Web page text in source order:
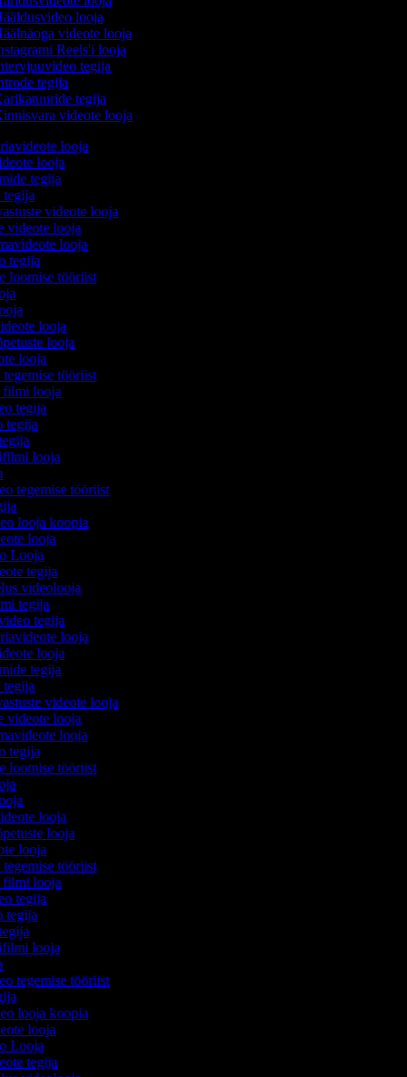
looja
videote looja
Reels'i looja
tegija
tegija
tegija
videote looja
looja
looja
tegija
tegija
videote looja
videote looja
looja
tegija
loomise tööriist
looja
looja
looja
tegemise tööriist
filmi looja
tegija
tegija
looja
tegemise tööriist
looja koopia
looja
Looja
tegija
videolooja
tegija
tegija
looja
looja
tegija
tegija
videote looja
videote looja
looja
tegija
loomise tööriist
looja
looja
looja
tegemise tööriist
filmi looja
tegija
tegija
looja
tegemise tööriist
looja koopia
looja
Looja
tegija